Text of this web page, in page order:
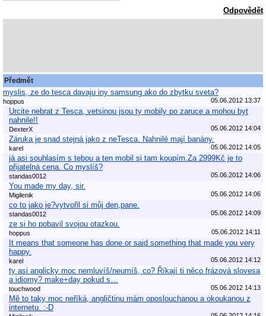
Odpovědět
Předmět
myslis, ze do tesca davaju iny samsung ako do zbytku sveta?
hoppus 05.06.2012 13:37
Urcite nebrat z Tesca, vetsinou jsou ty mobily po zaruce a mohou byt
nahnile!!
DexterX 05.06.2012 14:04
Záruka je snad stejná jako z neTesca. Nahnilé mají banány.
karel 05.06.2012 14:05
já asi souhlasím s tebou a ten mobil si tam koupím.Za 2999Kč je to
přijatelná cena. Co myslíš?
standas0012 05.06.2012 14:06
You made my day, sir.
Migilenik 05.06.2012 14:06
co to jako je?vytvořil si můj den,pane.
standas0012 05.06.2012 14:09
ze si ho pobavil svojou otazkou.
hoppus 05.06.2012 14:11
It means that someone has done or said something that made you very
happy.
karel 05.06.2012 14:12
ty asi anglicky moc nemluvíš/neumíš, co? Říkají ti něco frázová slovesa
a idiomy? make+day pokud s…
touchwood 05.06.2012 14:13
Mě to taky moc neříká, angličtinu mám oposlouchanou a okoukanou z
internetu. :-D